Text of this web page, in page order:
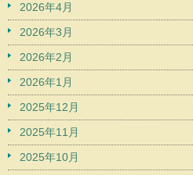
2026年4月
2026年3月
2026年2月
2026年1月
2025年12月
2025年11月
2025年10月